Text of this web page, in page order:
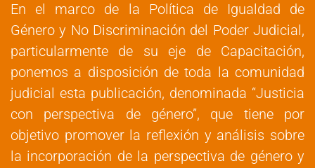
En el marco de la Política de Igualdad de
Género y No Discriminación del Poder Judicial,
particularmente de su eje de Capacitación,
ponemos a disposición de toda la comunidad
judicial esta publicación, denominada “Justicia
con perspectiva de género”, que tiene por
objetivo promover la reflexión y análisis sobre
la incorporación de la perspectiva de género y